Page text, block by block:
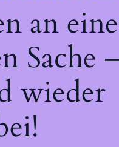
an
Sache
wieder